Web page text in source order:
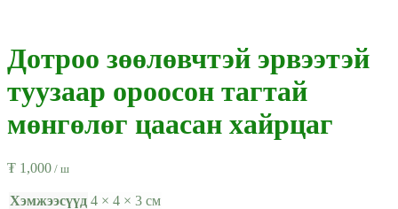
Дотроо зөөлөвчтэй эрвээтэй
туузаар ороосон тагтай
мөнгөлөг цаасан хайрцаг
₮ 1,000 / ш
Хэмжээсүүд 4 × 4 × 3 см